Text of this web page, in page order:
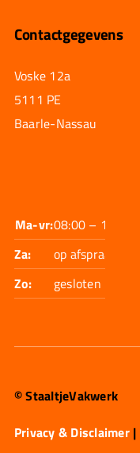
Contactgegevens
Voske 12a
5111 PE
Baarle-Nassau
Ma-vr:08:00 – 17:30
Za:
op afspraak
Zo:
gesloten
© StaaltjeVakwerk
Privacy & Disclaimer|